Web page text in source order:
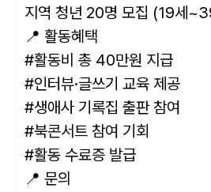
지역 청년 20명 모집 (19세
📍 활동혜택
#활동비 총 40만원 지급
#인터뷰·글쓰기 교육 제공
#생애사 기록집 출판 참여
#북콘서트 참여 기회
#활동 수료증 발급
📍 문의